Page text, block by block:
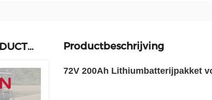
VERWANTE PRODUCTEN Productbeschrijving
72V 200Ah Lithiumbatterijpakket